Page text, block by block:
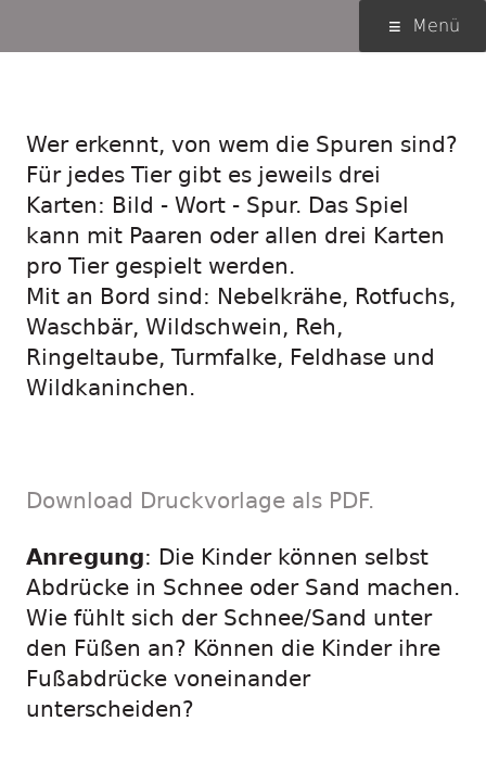
Menü
Menü
Wer erkennt, von wem die Spuren sind?
Für jedes Tier gibt es jeweils drei
Karten: Bild - Wort - Spur. Das Spiel
kann mit Paaren oder allen drei Karten
pro Tier gespielt werden.
Mit an Bord sind: Nebelkrähe, Rotfuchs,
Waschbär, Wildschwein, Reh,
Ringeltaube, Turmfalke, Feldhase und
Wildkaninchen.
Download Druckvorlage als PDF.
Anregung: Die Kinder können selbst
Abdrücke in Schnee oder Sand machen.
Wie fühlt sich der Schnee/Sand unter
den Füßen an? Können die Kinder ihre
Fußabdrücke voneinander
unterscheiden?